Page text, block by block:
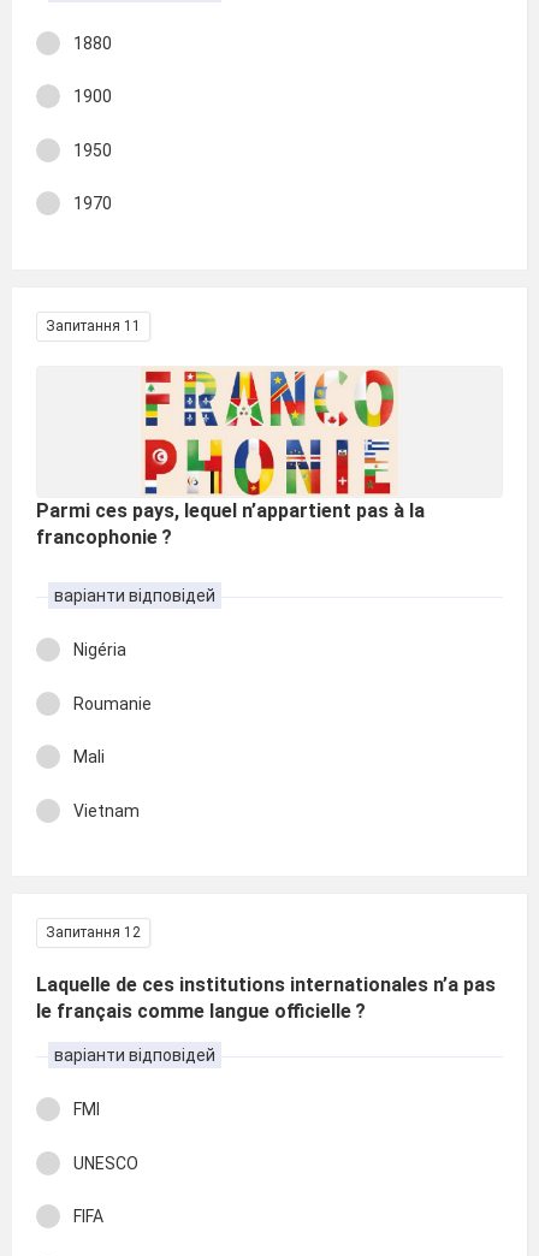
1880
1900
1950
1970
Запитання 11
Parmi ces pays, lequel n’appartient pas à la
francophonie ?
варіанти відповідей
Nigéria
Roumanie
Mali
Vietnam
Запитання 12
Laquelle de ces institutions internationales n’a pas
le français comme langue officielle ?
варіанти відповідей
FMI
UNESCO
FIFA